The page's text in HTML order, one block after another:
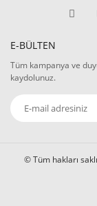
E-BÜLTEN
Tüm kampanya ve
kaydolunuz.
© Tüm hakları